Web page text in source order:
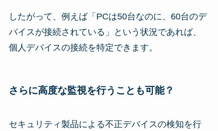
したがって、例えば「PCは50台なのに、60台のデ
バイスが接続されている」という状況であれば、
個人デバイスの接続を特定できます。
さらに高度な監視を行うことも可能？
セキュリティ製品による不正デバイスの検知を行